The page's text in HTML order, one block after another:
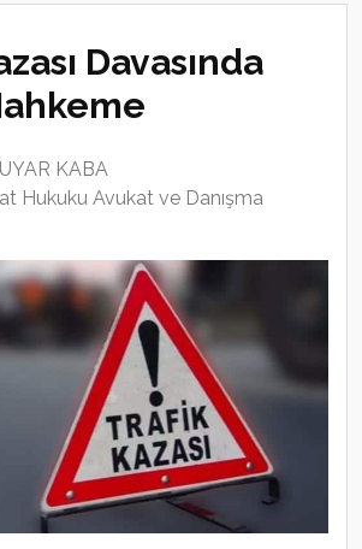
Davasında
KABA
Hukuku Avukat ve Danışma